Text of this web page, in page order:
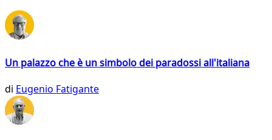
Un palazzo che è un simbolo dei paradossi all'italiana
di Eugenio Fatigante